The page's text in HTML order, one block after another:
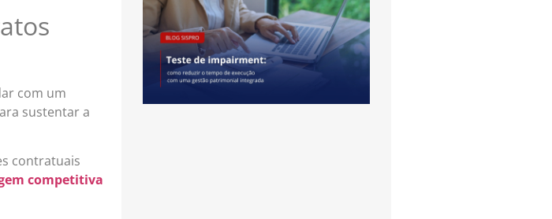
com um
sustentar a
contratuais
competitiva